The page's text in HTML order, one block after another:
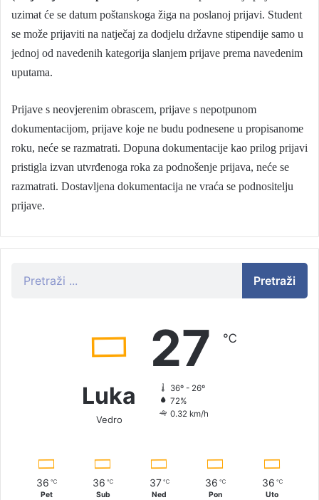
uzimat će se datum poštanskoga žiga na poslanoj prijavi. Student
se može prijaviti na natječaj za dodjelu državne stipendije samo u
jednoj od navedenih kategorija slanjem prijave prema navedenim
uputama.
Prijave s neovjerenim obrascem, prijave s nepotpunom
dokumentacijom, prijave koje ne budu podnesene u propisanome
roku, neće se razmatrati. Dopuna dokumentacije kao prilog prijavi
pristigla izvan utvrđenoga roka za podnošenje prijava, neće se
razmatrati. Dostavljena dokumentacija ne vraća se podnositelju
prijave.
Pretraži
Luka
Vedro
27 ℃
36º - 26º
72%
0.32 km/h
36 ℃
Pet
36 ℃
Sub
37 ℃
Ned
36 ℃
Pon
36 ℃
Uto